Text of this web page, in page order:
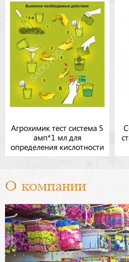
Агрохимик тест система 5
амп*1 мл для
определения кислотности
почвы. 48
О компании